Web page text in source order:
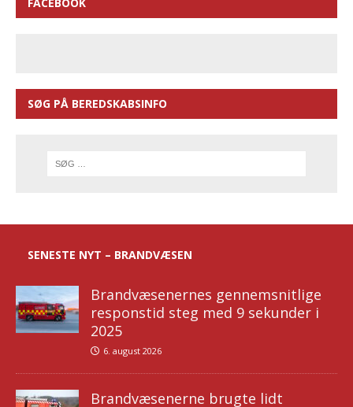
SØG PÅ BEREDSKABSINFO
SENESTE NYT – BRANDVÆSEN
Brandvæsenernes gennemsnitlige
responstid steg med 9 sekunder i
2025
6. august 2026
Brandvæsenerne brugte lidt